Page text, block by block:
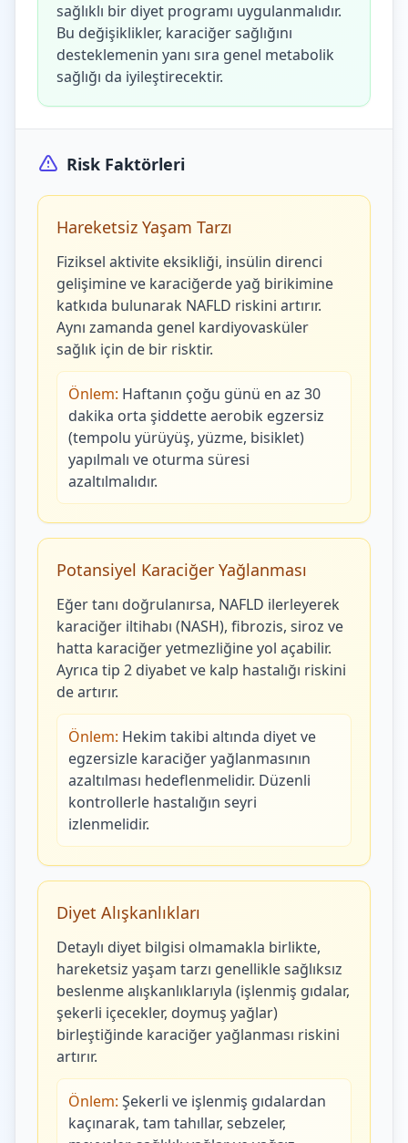
sağlıklı bir diyet programı uygulanmalıdır.
Bu değişiklikler, karaciğer sağlığını
desteklemenin yanı sıra genel metabolik
sağlığı da iyileştirecektir.
Risk Faktörleri
Hareketsiz Yaşam Tarzı
Fiziksel aktivite eksikliği, insülin direnci
gelişimine ve karaciğerde yağ birikimine
katkıda bulunarak NAFLD riskini artırır.
Aynı zamanda genel kardiyovasküler
sağlık için de bir risktir.
Önlem: Haftanın çoğu günü en az 30
dakika orta şiddette aerobik egzersiz
(tempolu yürüyüş, yüzme, bisiklet)
yapılmalı ve oturma süresi
azaltılmalıdır.
Potansiyel Karaciğer Yağlanması
Eğer tanı doğrulanırsa, NAFLD ilerleyerek
karaciğer iltihabı (NASH), fibrozis, siroz ve
hatta karaciğer yetmezliğine yol açabilir.
Ayrıca tip 2 diyabet ve kalp hastalığı riskini
de artırır.
Önlem: Hekim takibi altında diyet ve
egzersizle karaciğer yağlanmasının
azaltılması hedeflenmelidir. Düzenli
kontrollerle hastalığın seyri
izlenmelidir.
Diyet Alışkanlıkları
Detaylı diyet bilgisi olmamakla birlikte,
hareketsiz yaşam tarzı genellikle sağlıksız
beslenme alışkanlıklarıyla (işlenmiş gıdalar,
şekerli içecekler, doymuş yağlar)
birleştiğinde karaciğer yağlanması riskini
artırır.
Önlem: Şekerli ve işlenmiş gıdalardan
kaçınarak, tam tahıllar, sebzeler,